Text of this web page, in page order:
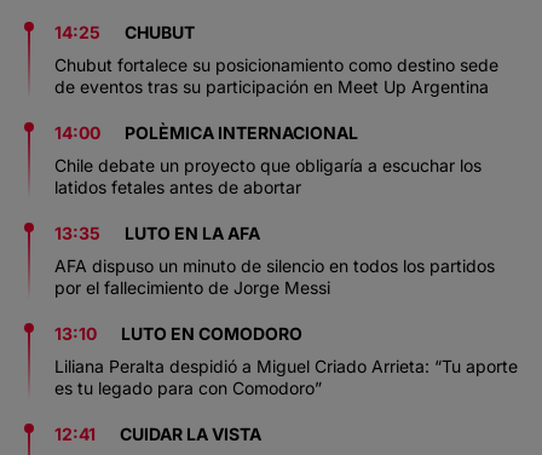
14:25
CHUBUT
Chubut fortalece su posicionamiento como destino sede
de eventos tras su participación en Meet Up Argentina
14:00
POLÈMICA INTERNACIONAL
Chile debate un proyecto que obligaría a escuchar los
latidos fetales antes de abortar
13:35
LUTO EN LA AFA
AFA dispuso un minuto de silencio en todos los partidos
por el fallecimiento de Jorge Messi
13:10
LUTO EN COMODORO
Liliana Peralta despidió a Miguel Criado Arrieta: “Tu aporte
es tu legado para con Comodoro”
12:41
CUIDAR LA VISTA